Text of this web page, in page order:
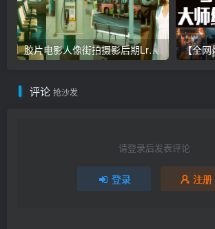
胶片电影人像街拍摄影后期Lr调色教程，手机滤镜PS+Lightroom预设下载！
评论 抢沙发
请登录后发表评论
登录 注册